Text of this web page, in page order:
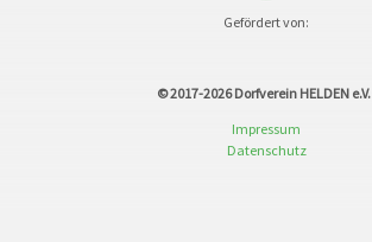
Gefördert von:
© 2017-2026Dorfverein HELDEN e.V.
Impressum
Datenschutz